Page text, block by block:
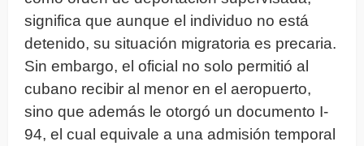
significa que aunque el individuo no está
detenido, su situación migratoria es precaria.
Sin embargo, el oficial no solo permitió al
cubano recibir al menor en el aeropuerto,
sino que además le otorgó un documento I-
94, el cual equivale a una admisión temporal